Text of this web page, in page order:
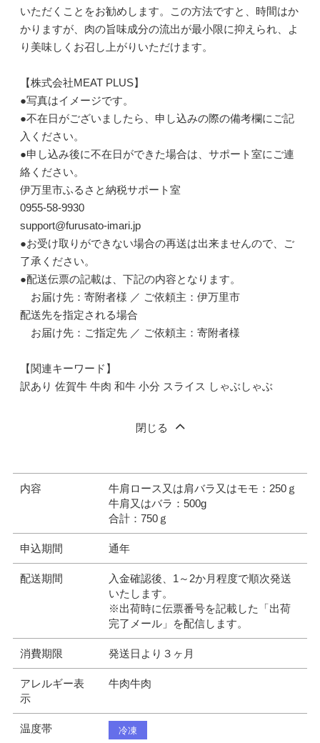
いただくことをお勧めします。この方法ですと、時間はか
かりますが、肉の旨味成分の流出が最小限に抑えられ、よ
り美味しくお召し上がりいただけます。
【株式会社MEAT PLUS】
●写真はイメージです。
●不在日がございましたら、申し込みの際の備考欄にご記
入ください。
●申し込み後に不在日ができた場合は、サポート室にご連
絡ください。
伊万里市ふるさと納税サポート室
0955-58-9930
support@furusato-imari.jp
●お受け取りができない場合の再送は出来ませんので、ご
了承ください。
●配送伝票の記載は、下記の内容となります。
お届け先：寄附者様 ／ ご依頼主：伊万里市
配送先を指定される場合
お届け先：ご指定先 ／ ご依頼主：寄附者様
【関連キーワード】
訳あり 佐賀牛 牛肉 和牛 小分 スライス しゃぶしゃぶ
閉じる
内容
牛肩ロース又は肩バラ又はモモ：250ｇ
牛肩又はバラ：500g
合計：750ｇ
申込期間 通年
配送期間
入金確認後、1～2か月程度で順次発送
いたします。
※出荷時に伝票番号を記載した「出荷
完了メール」を配信します。
消費期限 発送日より３ヶ月
アレルギー表
示
牛肉牛肉
温度帯 冷凍